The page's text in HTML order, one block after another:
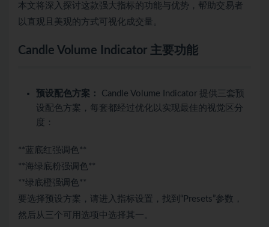
本文将深入探讨这款强大指标的功能与优势，帮助交易者
以直观且美观的方式可视化成交量。
Candle Volume Indicator 主要功能
预设配色方案：
Candle Volume Indicator 提供三套预
设配色方案，每套都经过优化以实现最佳的视觉区分
度：
**蓝底红强调色**
**海绿底粉强调色**
**绿底橙强调色**
要选择预设方案，请进入指标设置，找到“Presets”参数，
然后从三个可用选项中选择其一。